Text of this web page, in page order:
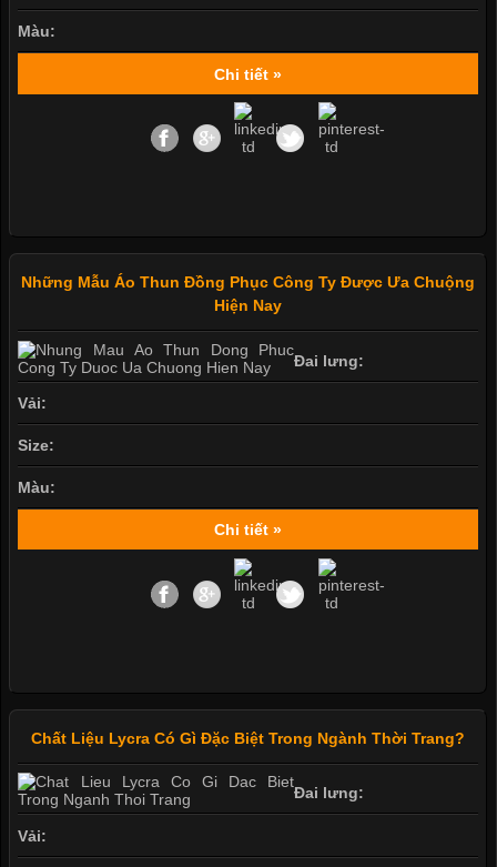
Màu:
Chi tiết »
Những Mẫu Áo Thun Đồng Phục Công Ty Được Ưa Chuộng
Hiện Nay
Đai lưng:
Vải:
Size:
Màu:
Chi tiết »
Chất Liệu Lycra Có Gì Đặc Biệt Trong Ngành Thời Trang?
Đai lưng:
Vải: